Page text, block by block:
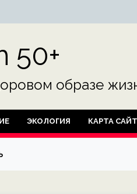
50+
образе
ЭКОЛОГИЯ КАРТА